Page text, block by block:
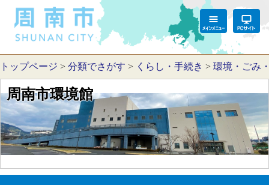
トップページ > 分類でさがす > くらし・手続き > 環境・ごみ
周南市環境館